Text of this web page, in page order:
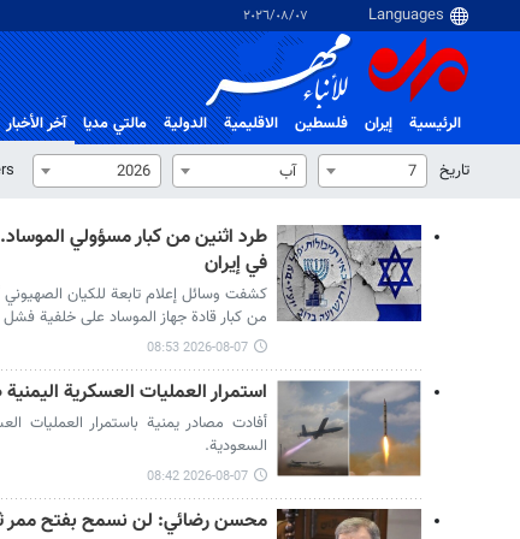
٠٧‏/٠٨‏/٢٠٢٦
الرئيسية إيران فلسطین الاقلیمیة الدولية مالتي مدیا
آخر الأخبار
تاریخ
7 آب 2026
طرد اثنين من كبار مسؤولي
في إيران
كشفت وسائل إعلام تابعة للكيان
من كبار قادة جهاز الموساد على خلفية
2026-08-07 08:53
استمرار العمليات العسكرية
أفادت مصادر يمنية باستمرار العمليات
السعودية.
2026-08-07 08:42
محسن رضائي: لن نسمح بفتح ممر